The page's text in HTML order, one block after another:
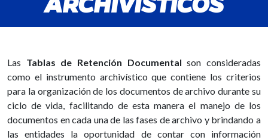
Las Tablas de Retención Documental son consideradas
como el instrumento archivístico que contiene los criterios
para la organización de los documentos de archivo durante su
ciclo de vida, facilitando de esta manera el manejo de los
documentos en cada una de las fases de archivo y brindando a
las entidades la oportunidad de contar con información